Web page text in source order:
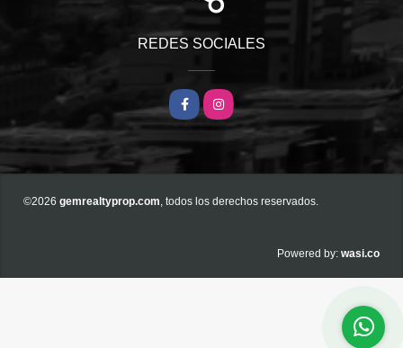
REDES SOCIALES
FacebookInstagram
©2026 gemrealtyprop.com, todos los derechos reservados.
Powered by: wasi.co